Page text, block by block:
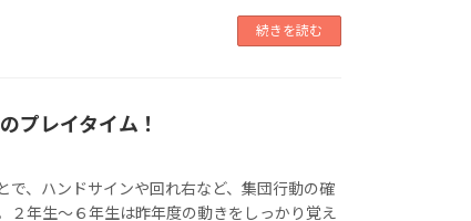
続きを読む
プレイタイム！
で、ハンドサインや回れ右など、集団行動の確
２年生～６年生は昨年度の動きをしっかり覚え